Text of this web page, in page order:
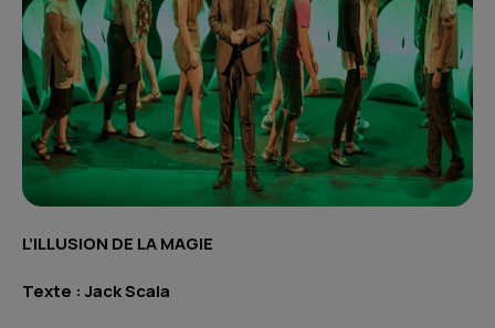
L’ILLUSION DE LA MAGIE
Texte : Jack Scala